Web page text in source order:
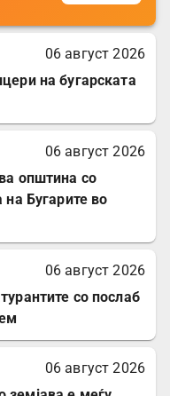
06 август 2026
на бугарската
06 август 2026
општина со
на Бугарите во
06 август 2026
со послаб
06 август 2026